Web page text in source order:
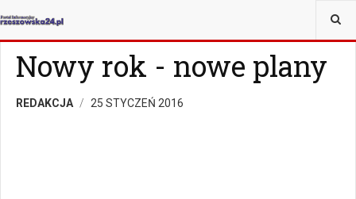
JESTEŚ TUTAJ:
Nowy rok - nowe plany
REDAKCJA 25 STYCZEŃ 2016